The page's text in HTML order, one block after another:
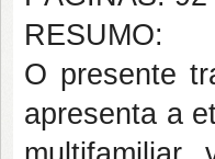
RESUMO:
O presente
apresenta a